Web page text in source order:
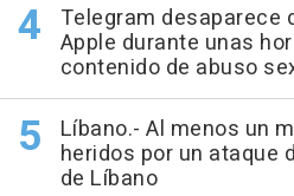
Telegram desaparece
Apple durante unas
contenido de abuso
Líbano.- Al menos un
heridos por un ataque
de Líbano